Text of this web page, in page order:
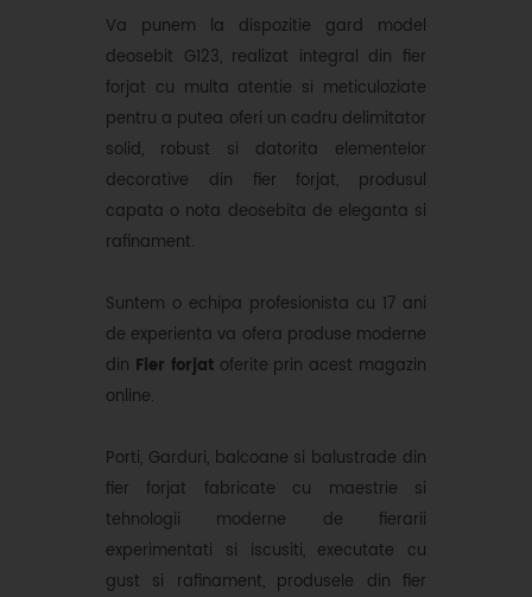
Va punem la dispozitie gard model
deosebit G123, realizat integral din fier
forjat cu multa atentie si meticuloziate
pentru a putea oferi un cadru delimitator
solid, robust si datorita elementelor
decorative din fier forjat, produsul
capata o nota deosebita de eleganta si
rafinament.
Suntem o echipa profesionista cu 17 ani
de experienta va ofera produse moderne
din Fier forjatoferite prin acest magazin
online.
Porti, Garduri, balcoane si balustrade din
fier forjat fabricate cu maestrie si
tehnologii moderne de fierarii
experimentati si iscusiti, executate cu
gust si rafinament, produsele din fier